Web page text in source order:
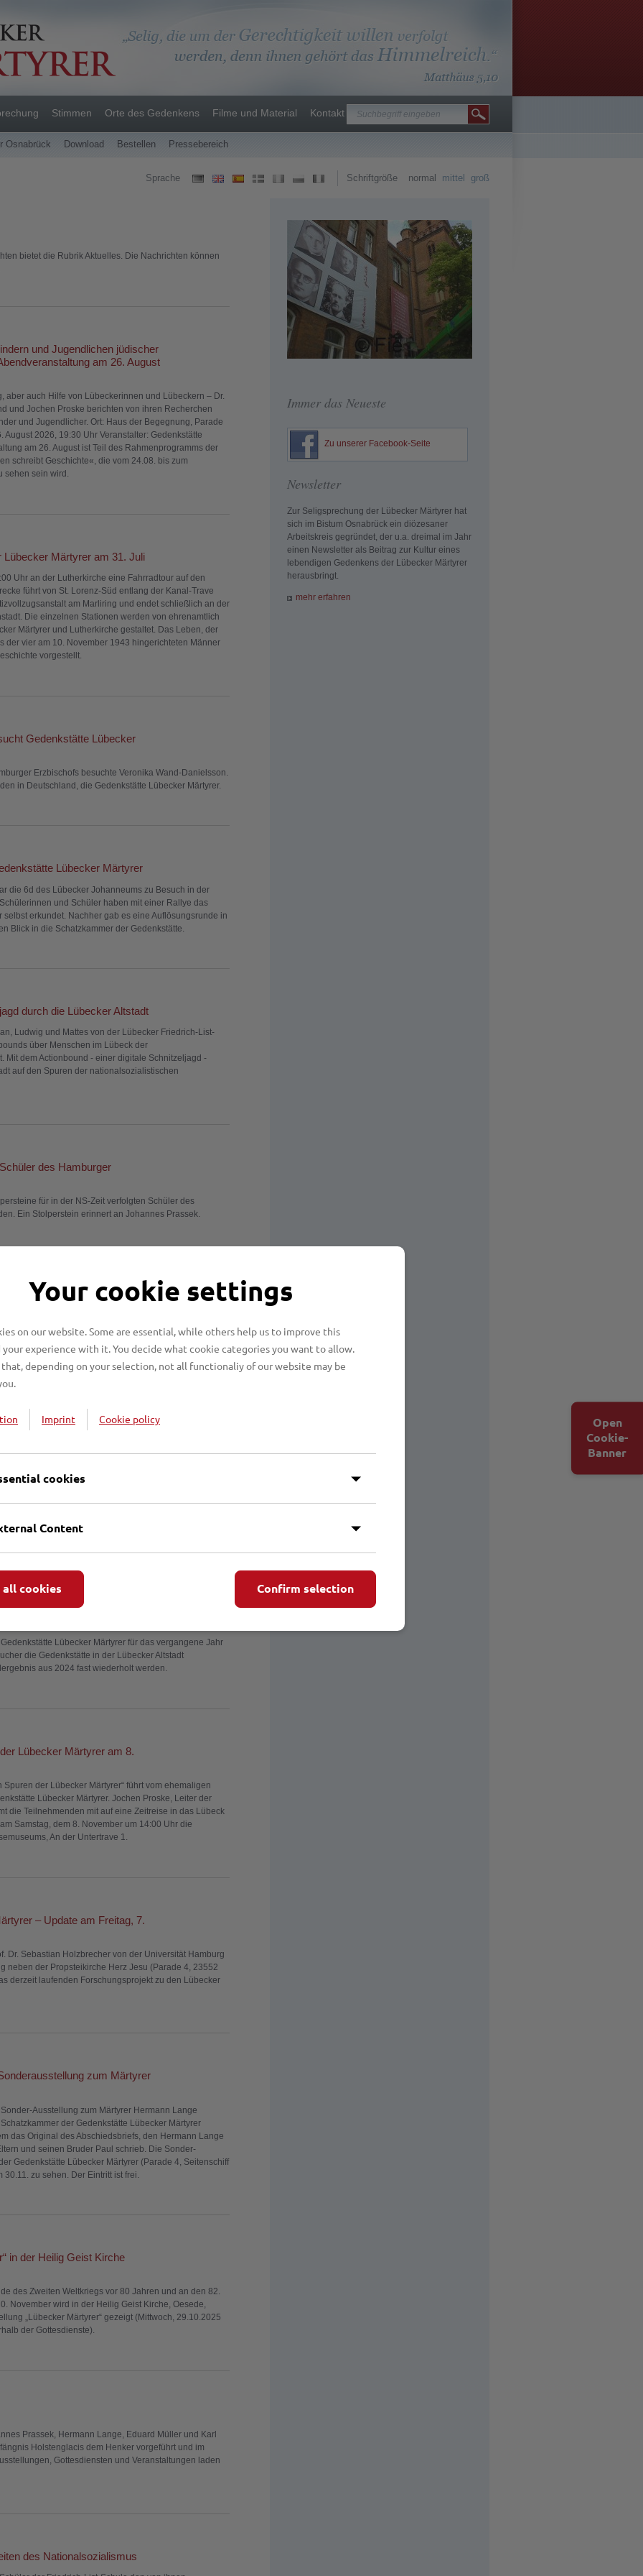
Osnabrück Download Bestellen Pressebereich
Stimmen Orte des Gedenkens Filme und Material Kontakt
Sprache Schriftgröße normal mittel groß
bietet die Rubrik Aktuelles. Die Nachrichten können
und Jugendlichen jüdischer
am 26. August
aber auch Hilfe von Lübeckerinnen und Lübeckern – Dr.
und Jochen Proske berichten von ihren Recherchen
und Jugendlicher. Ort: Haus der Begegnung, Parade
2026, 19:30 Uhr Veranstalter: Gedenkstätte
am 26. August ist Teil des Rahmenprogramms der
schreibt Geschichte«, die vom 24.08. bis zum
sehen sein wird.
Lübecker Märtyrer am 31. Juli
Uhr an der Lutherkirche eine Fahrradtour auf den
führt von St. Lorenz-Süd entlang der Kanal-Trave
am Marliring und endet schließlich an der
Die einzelnen Stationen werden von ehrenamtlich
Märtyrer und Lutherkirche gestaltet. Das Leben, der
der vier am 10. November 1943 hingerichteten Männer
vorgestellt.
Gedenkstätte Lübecker
Erzbischofs besuchte Veronika Wand-Danielsson.
in Deutschland, die Gedenkstätte Lübecker Märtyrer.
Lübecker Märtyrer
die 6d des Lübecker Johanneums zu Besuch in der
und Schüler haben mit einer Rallye das
erkundet. Nachher gab es eine Auflösungsrunde in
Blick in die Schatzkammer der Gedenkstätte.
durch die Lübecker Altstadt
Ludwig und Mattes von der Lübecker Friedrich-List-
über Menschen im Lübeck der
Mit dem Actionbound - einer digitale Schnitzeljagd -
auf den Spuren der nationalsozialistischen
des Hamburger
für in der NS-Zeit verfolgten Schüler des
Ein Stolperstein erinnert an Johannes Prassek.
– Ausstellungseröffnung,
in der Gedenkstätte Lübecker
in Lübeck - und die Gedenkstätte Lübecker Märtyrer ist
Petra Kallies in den Ruhestand verabschiedet. Sie
Erzbischöflichen Stiftung Lübecker Märtyrer aus, dem sie
Erinnern an die Lübecker Märtyrer sehr wesentlich
Lübecker Märtyrer mitgestaltet und damit einen
vorangetrieben. Ebenso konnte die
eingerichtet werden.
Konstant hohe Besucherzahl,
Lübecker Märtyrer für das vergangene Jahr
die Gedenkstätte in der Lübecker Altstadt
aus 2024 fast wiederholt werden.
Lübecker Märtyrer am 8.
der Lübecker Märtyrer“ führt vom ehemaligen
Lübecker Märtyrer. Jochen Proske, Leiter der
die Teilnehmenden mit auf eine Zeitreise in das Lübeck
Samstag, dem 8. November um 14:00 Uhr die
An der Untertrave 1.
– Update am Freitag, 7.
Dr. Sebastian Holzbrecher von der Universität Hamburg
neben der Propsteikirche Herz Jesu (Parade 4, 23552
derzeit laufenden Forschungsprojekt zu den Lübecker
zum Märtyrer
Ausstellung zum Märtyrer Hermann Lange
der Gedenkstätte Lübecker Märtyrer
das Original des Abschiedsbriefs, den Hermann Lange
und seinen Bruder Paul schrieb. Die Sonder-
Gedenkstätte Lübecker Märtyrer (Parade 4, Seitenschiff
zu sehen. Der Eintritt ist frei.
in der Heilig Geist Kirche
des Zweiten Weltkriegs vor 80 Jahren und an den 82.
November wird in der Heilig Geist Kirche, Oesede,
„Lübecker Märtyrer“ gezeigt (Mittwoch, 29.10.2025
der Gottesdienste).
Prassek, Hermann Lange, Eduard Müller und Karl
Holstenglacis dem Henker vorgeführt und im
Gottesdiensten und Veranstaltungen laden
des Nationalsozialismus
Immer das Neueste
Zu unserer Facebook-Seite
Newsletter
Zur Seligsprechung der Lübecker Märtyrer hat
sich im Bistum Osnabrück ein diözesaner
Arbeitskreis gegründet, der u.a. dreimal im Jahr
einen Newsletter als Beitrag zur Kultur eines
lebendigen Gedenkens der Lübecker Märtyrer
herausbringt.
mehr erfahren
Your cookie settings
on our website. Some are essential, while others help us to improve this
experience with it. You decide what cookie categories you want to allow.
depending on your selection, not all functionaliy of our website may be
Imprint Cookie policy
cookies
Content
cookies Confirm selection
Open
Cookie-
Banner